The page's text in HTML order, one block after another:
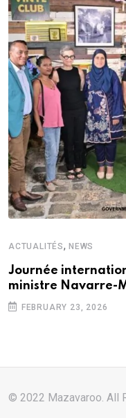
ACTUALITÉS, NEWS
Journée
ministre Navarre-
FEBRUARY 23, 2026
© 2022 Mazavaroo. All